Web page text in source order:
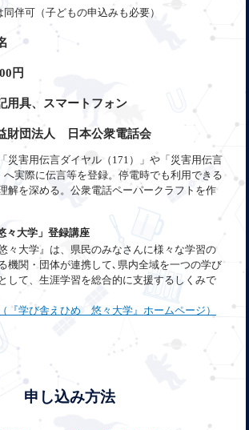
伴可（子どもの申込みも必要）
円
用具、スマートフォン
財団法人 日本公衆電話会
災害用伝言ダイヤル（171）」や「災害用伝言
へ実際に伝言等を登録。停電時でも利用できる
解を深める。公衆電話ペーパークラフトを作
々大学」登録講座
々大学』は、県民のみなさんに様々な学習の
機関・団体が連携して､県内全域を一つの学び
して、生涯学習を総合的に支援するしくみで
『学び舎えひめ 悠々大学』ホームページ）
申し込み方法